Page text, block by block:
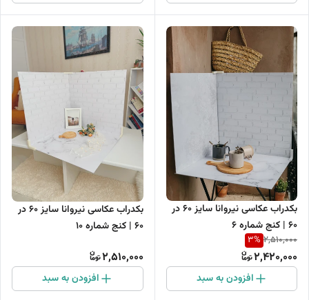
بکدراب عکاسی نیروانا سایز 60 در
60 | کنج شماره 6
2,510,000
3%
2,420,000
افزودن به سبد
بکدراب عکاسی نیروانا سایز 60 در
60 | کنج شماره 10
2,510,000
افزودن به سبد